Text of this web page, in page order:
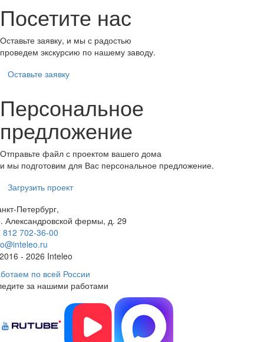
Посетите нас
Оставьте заявку, и мы с радостью
проведем экскурсию по нашему заводу.
Оставьте заявку
Персональное
предложение
Отправьте файл с проектом вашего дома
и мы подготовим для Вас персональное предложение.
Загрузить проект
Петербург,
Александровской фермы, д. 29
812 702-36-00
- 2026 Inteleo
по всей России
за нашими работами